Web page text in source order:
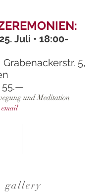
Juli • 18:00-
Grabenackerstr. 5,
55.—
und Meditation
gallery